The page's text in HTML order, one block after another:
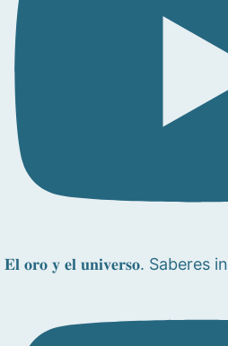
𝐄𝐥 𝐨𝐫𝐨 𝐲 𝐞𝐥 𝐮𝐧𝐢𝐯𝐞𝐫𝐬𝐨.